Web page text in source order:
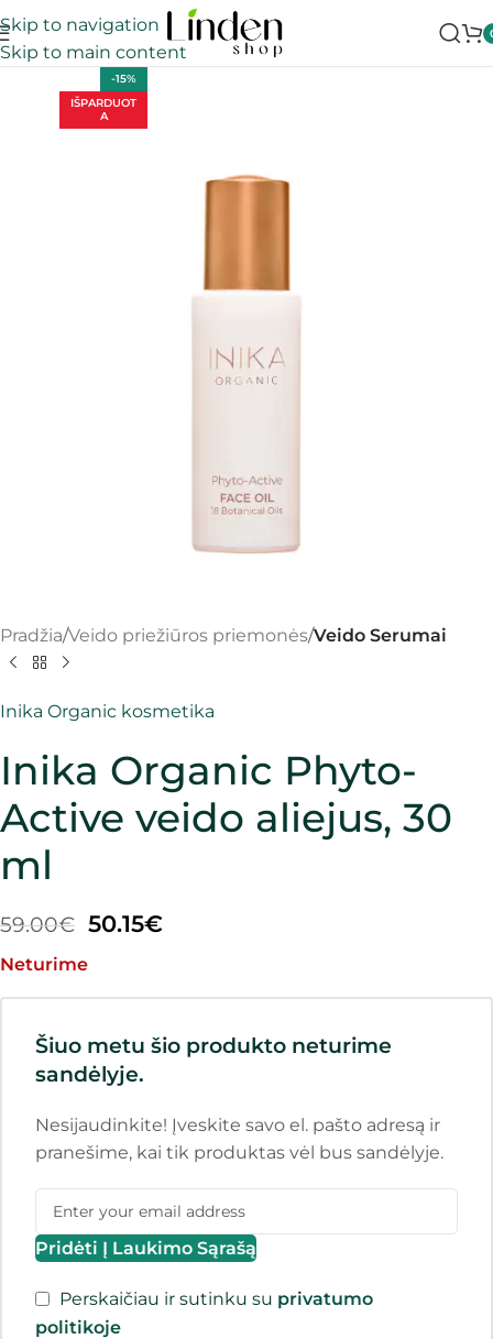
Skip to navigation
Skip to main content
-15%
IŠPARDUOT
A
Pradžia Veido priežiūros priemonės Veido Serumai
Inika Organic kosmetika
Inika Organic Phyto-
Active veido aliejus, 30
ml
59.00€ 50.15€
Neturime
Šiuo metu šio produkto neturime
sandėlyje.
Nesijaudinkite! Įveskite savo el. pašto adresą ir
pranešime, kai tik produktas vėl bus sandėlyje.
Pridėti Į Laukimo Sąrašą
Perskaičiau ir sutinku su privatumo
politikoje